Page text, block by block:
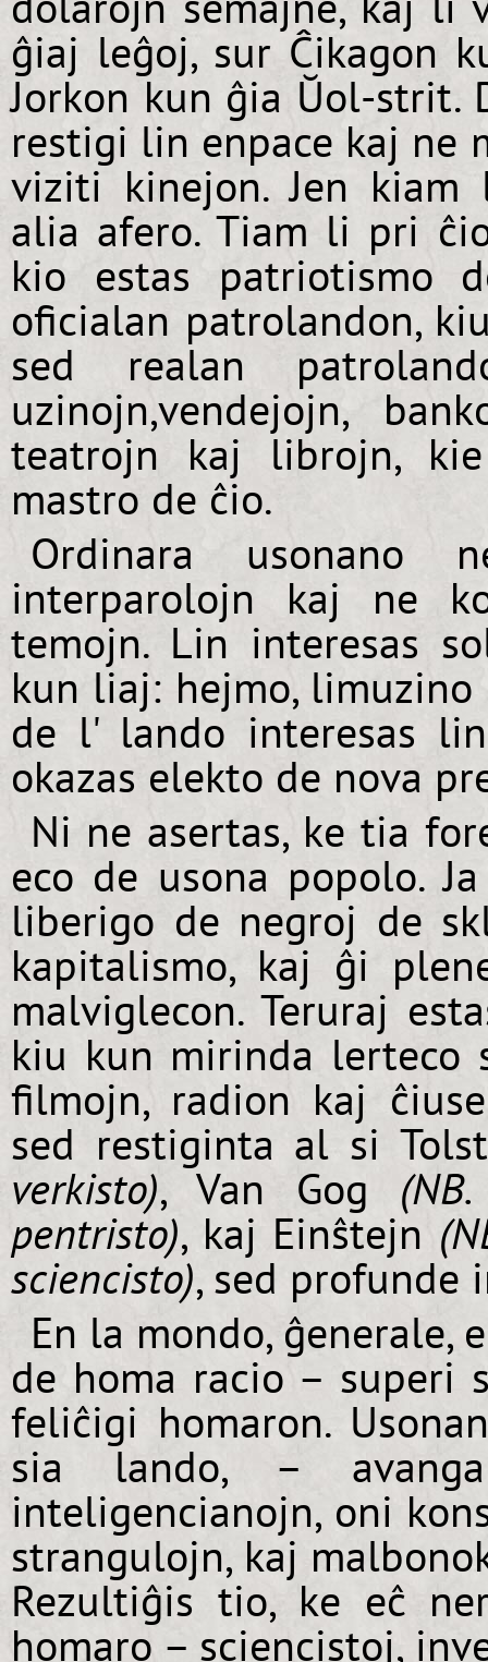
ĝiaj leĝoj, sur Ĉikagon
Jorkon kun ĝia Ŭol-strit.
restigi lin enpace kaj
viziti kinejon. Jen kiam
alia afero. Tiam li pri
kio estas patriotismo
oficialan patrolandon,
sed realan
uzinojn,vendejojn,
teatrojn kaj librojn,
mastro de ĉio.
Ordinara usonano
interparolojn kaj ne
temojn. Lin interesas
kun liaj: hejmo,
de l' lando interesas
okazas elekto de nova
Ni ne asertas, ke tia
eco de usona popolo.
liberigo de negroj de
kapitalismo, kaj ĝi
malviglecon. Teruraj
kiu kun mirinda lerteco
filmojn, radion kaj
sed restiginta al si
verkisto), Van Gog
pentristo), kaj Einŝtejn
sciencisto), sed
En la mondo, ĝenerale,
de homa racio – superi
feliĉigi homaron.
sia lando, –
inteligencianojn, oni
strangulojn, kaj
Rezultiĝis tio, ke eĉ
homaro – sciencistoj,